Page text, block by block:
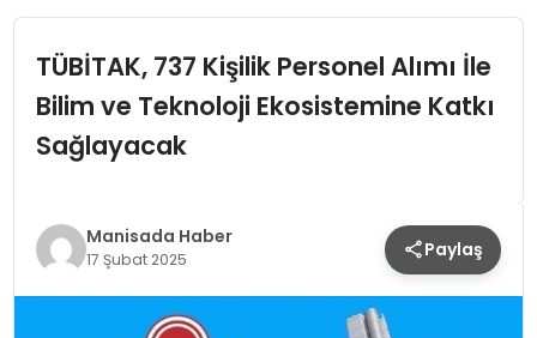
GÜNDEM
MAGAZIN
SIYASET
SPOR
TÜBİTAK, 737 Kişilik Personel Alımı İle
Bilim ve Teknoloji Ekosistemine Katkı
Sağlayacak
Manisada Haber
17 Şubat 2025 Paylaş